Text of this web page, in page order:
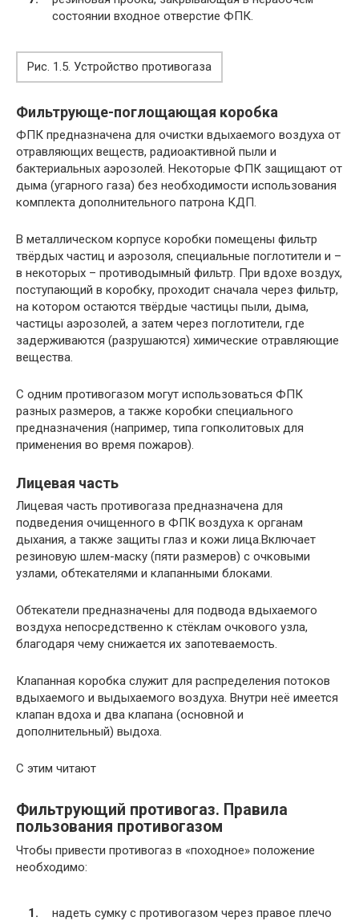
состоянии входное отверстие ФПК.
Рис. 1.5. Устройство противогаза
Фильтрующе-поглощающая коробка
ФПК предназначена для очистки вдыхаемого воздуха от
отравляющих веществ, радиоактивной пыли и
бактериальных аэрозолей. Некоторые ФПК защищают от
дыма (угарного газа) без необходимости использования
комплекта дополнительного патрона КДП.
В металлическом корпусе коробки помещены фильтр
твёрдых частиц и аэрозоля, специальные поглотители и –
в некоторых – противодымный фильтр. При вдохе воздух,
поступающий в коробку, проходит сначала через фильтр,
на котором остаются твёрдые частицы пыли, дыма,
частицы аэрозолей, а затем через поглотители, где
задерживаются (разрушаются) химические отравляющие
вещества.
С одним противогазом могут использоваться ФПК
разных размеров, а также коробки специального
предназначения (например, типа гопколитовых для
применения во время пожаров).
Лицевая часть
Лицевая часть противогаза предназначена для
подведения очищенного в ФПК воздуха к органам
дыхания, а также защиты глаз и кожи лица.Включает
резиновую шлем-маску (пяти размеров) с очковыми
узлами, обтекателями и клапанными блоками.
Обтекатели предназначены для подвода вдыхаемого
воздуха непосредственно к стёклам очкового узла,
благодаря чему снижается их запотеваемость.
Клапанная коробка служит для распределения потоков
вдыхаемого и выдыхаемого воздуха. Внутри неё имеется
клапан вдоха и два клапана (основной и
дополнительный) выдоха.
С этим читают
Фильтрующий противогаз. Правила
пользования противогазом
Чтобы привести противогаз в «походное» положение
необходимо:
надеть сумку с противогазом через правое плечо